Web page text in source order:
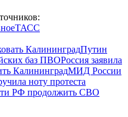
ТАСС
КалининградПутин
баз ПВОРоссия заявила
КалининградМИД России
ноту протеста
РФ продолжить СВО